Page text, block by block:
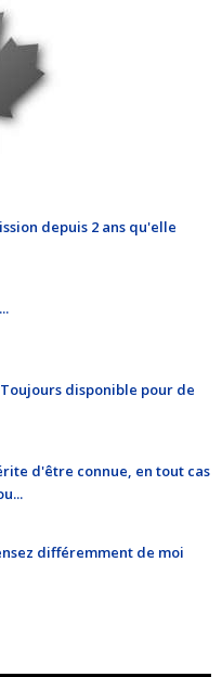
depuis 2 ans qu'elle
disponible pour de
d'être connue, en tout cas
différemment de moi